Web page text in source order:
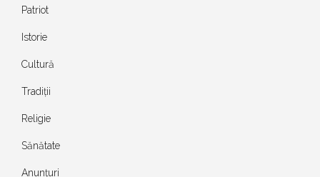
Patriot
Istorie
Cultură
Tradiții
Religie
Sănătate
Anunțuri